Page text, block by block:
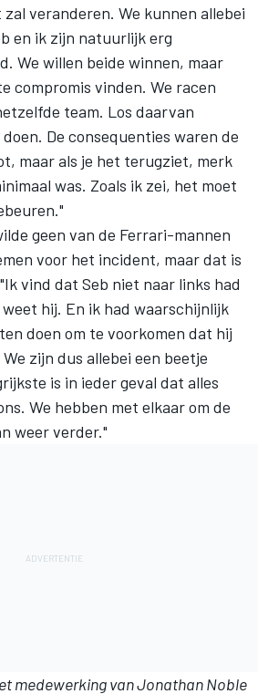
veranderen. We kunnen allebei
en ik zijn natuurlijk erg
We willen beide winnen, maar
compromis vinden. We racen
team. Los daarvan
De consequenties waren de
maar als je het terugziet, merk
was. Zoals ik zei, het moet
geen van de Ferrari-mannen
voor het incident, maar dat is
vind dat Seb niet naar links had
hij. En ik had waarschijnlijk
doen om te voorkomen dat hij
zijn dus allebei een beetje
is in ieder geval dat alles
We hebben met elkaar om de
weer verder."
medewerking van Jonathan Noble